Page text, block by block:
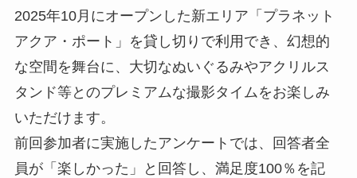
2025年10月にオープンした新エリア「プラネット
アクア・ポート」を貸し切りで利用でき、幻想的
な空間を舞台に、大切なぬいぐるみやアクリルス
タンド等とのプレミアムな撮影タイムをお楽しみ
いただけます。
前回参加者に実施したアンケートでは、回答者全
員が「楽しかった」と回答し、満足度100％を記